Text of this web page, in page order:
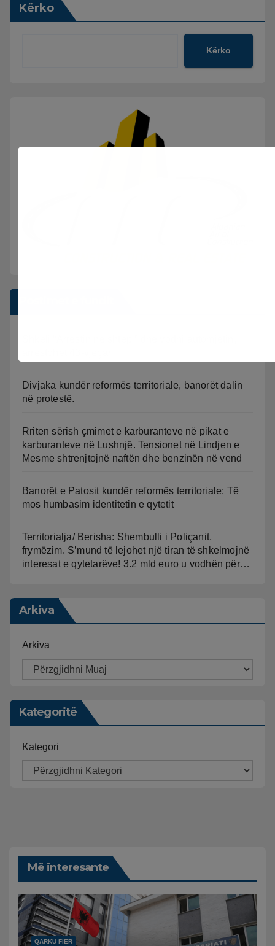
Kërko
Kërko
Divjaka kundër reformës territoriale, banorët dalin
në protestë.
Rriten sërish çmimet e karburanteve në pikat e
karburanteve në Lushnjë. Tensionet në Lindjen e
Mesme shtrenjtojnë naftën dhe benzinën në vend
Banorët e Patosit kundër reformës territoriale: Të
mos humbasim identitetin e qytetit
Territorialja/ Berisha: Shembulli i Poliçanit,
frymëzim. S’mund të lejohet një tiran të shkelmojnë
interesat e qytetarëve! 3.2 mld euro u vodhën për…
Arkiva
Arkiva
Kategoritë
Kategori
Më interesante
QARKU FIER